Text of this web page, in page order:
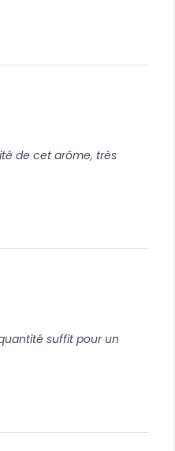
de cet arôme, très
suffit pour un